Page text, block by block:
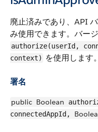
廃止済みであり、API
み使用できます。バー
authorize(userId,
context)
を使用します。
署名
public Boolean
connectedAppId,